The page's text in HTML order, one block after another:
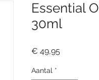
Essential
30ml
€ 49,95Prijs
Aantal *